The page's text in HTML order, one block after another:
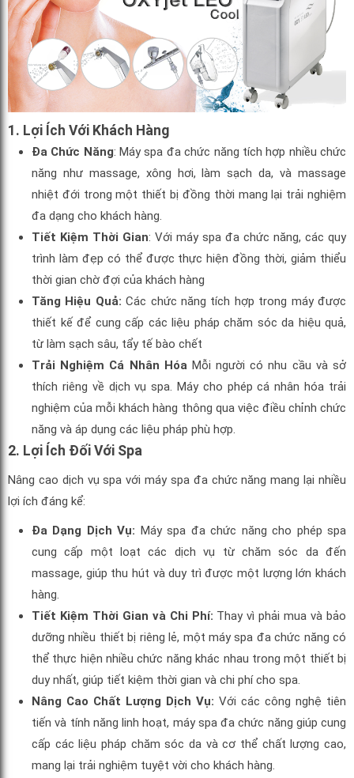
1. Lợi Ích Với Khách Hàng
Đa Chức Năng: Máy spa đa chức năng tích hợp nhiều chức
năng như massage, xông hơi, làm sạch da, và massage
nhiệt đới trong một thiết bị đồng thời mang lại trải nghiệm
đa dạng cho khách hàng.
Tiết Kiệm Thời Gian: Với máy spa đa chức năng, các quy
trình làm đẹp có thể được thực hiện đồng thời, giảm thiểu
thời gian chờ đợi của khách hàng
Tăng Hiệu Quả:Các chức năng tích hợp trong máy được
thiết kế để cung cấp các liệu pháp chăm sóc da hiệu quả,
từ làm sạch sâu, tẩy tế bào chết
Trải Nghiệm Cá Nhân HóaMỗi người có nhu cầu và sở
thích riêng về dịch vụ spa. Máy cho phép cá nhân hóa trải
nghiệm của mỗi khách hàng thông qua việc điều chỉnh chức
năng và áp dụng các liệu pháp phù hợp.
2. Lợi Ích Đối Với Spa
Nâng cao dịch vụ spa với máy spa đa chức năng mang lại nhiều
lợi ích đáng kể:
Đa Dạng Dịch Vụ: Máy spa đa chức năng cho phép spa
cung cấp một loạt các dịch vụ từ chăm sóc da đến
massage, giúp thu hút và duy trì được một lượng lớn khách
hàng.
Tiết Kiệm Thời Gian và Chi Phí: Thay vì phải mua và bảo
dưỡng nhiều thiết bị riêng lẻ, một máy spa đa chức năng có
thể thực hiện nhiều chức năng khác nhau trong một thiết bị
duy nhất, giúp tiết kiệm thời gian và chi phí cho spa.
Nâng Cao Chất Lượng Dịch Vụ: Với các công nghệ tiên
tiến và tính năng linh hoạt, máy spa đa chức năng giúp cung
cấp các liệu pháp chăm sóc da và cơ thể chất lượng cao,
mang lại trải nghiệm tuyệt vời cho khách hàng.